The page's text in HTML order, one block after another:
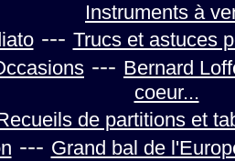
Instruments à
--- Trucs et astuces
--- Bernard
coeur...
de partitions et
--- Grand bal de